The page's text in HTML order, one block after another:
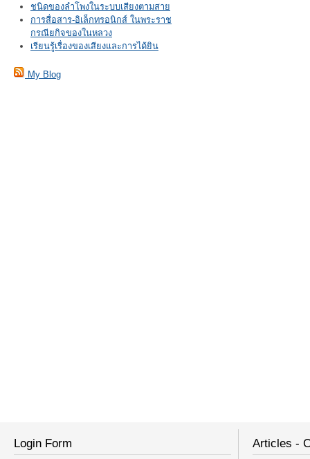
ชนิดของลำโพงในระบบเสียงตามสาย
การสื่อสาร-อิเล็กทรอนิกส์ ในพระราช
กรณียกิจของในหลวง
เรียนรู้เรื่องของเสียงและการได้ยิน
My Blog
Login Form Articles -